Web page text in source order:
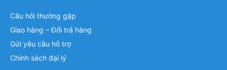
Câu hỏi thường gặp
Giao hàng – Đổi trả hàng
Gửi yêu cầu hỗ trợ
Chính sách đại lý